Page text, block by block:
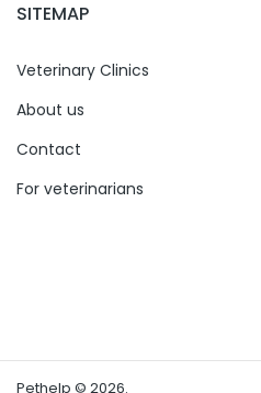
SITEMAP
Veterinary Clinics
About us
Contact
For veterinarians
Pethelp © 2026.